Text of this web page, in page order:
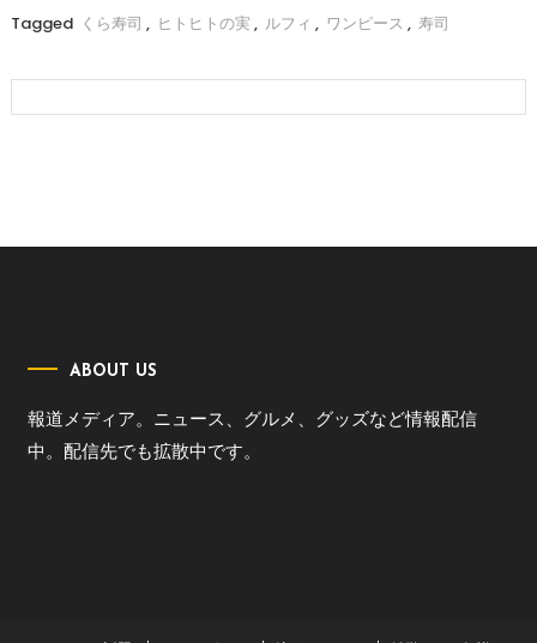
Tagged くら寿司 , ヒトヒトの実 , ルフィ , ワンピース , 寿司
ABOUT US
報道メディア。ニュース、グルメ、グッズなど情報配信
中。配信先でも拡散中です。